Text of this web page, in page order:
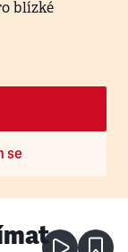
blízké
se